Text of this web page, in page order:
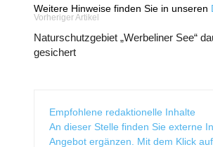
Weitere Hinweise finden Sie in unseren
Vorheriger Artikel
Naturschutzgebiet „Werbeliner See“
gesichert
Empfohlene redaktionelle Inhalte
An dieser Stelle finden Sie externe
Angebot ergänzen. Mit dem Klick